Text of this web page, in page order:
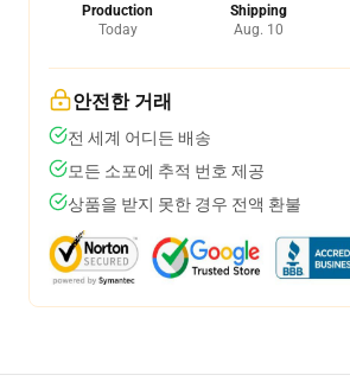
Production
Today
Shipping
Aug. 10
안전한 거래
전 세계 어디든 배송
모든 소포에 추적 번호 제공
상품을 받지 못한 경우 전액 환불